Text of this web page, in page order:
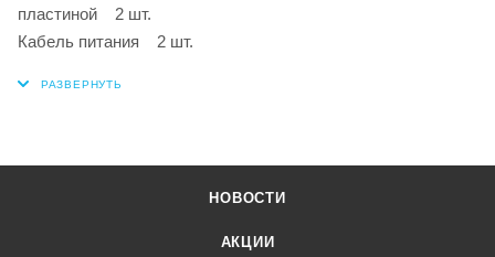
пластиной 2 шт.
Кабель питания 2 шт.
НОВОСТИ
АКЦИИ